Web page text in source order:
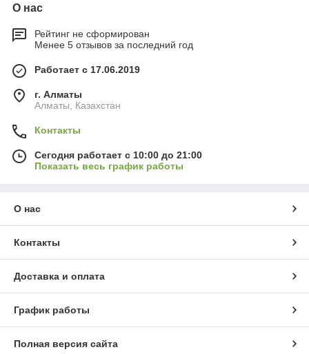
О нас
Рейтинг не сформирован
Менее 5 отзывов за последний год
Работает с 17.06.2019
г. Алматы
Алматы, Казахстан
Контакты
Сегодня работает с 10:00 до 21:00
Показать весь график работы
О нас
Контакты
Доставка и оплата
График работы
Полная версия сайта